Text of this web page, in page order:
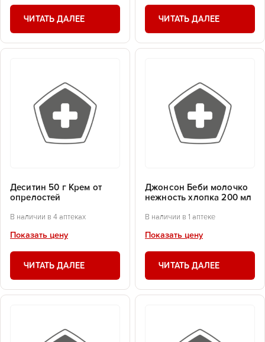
ЧИТАТЬ ДАЛЕЕ ЧИТАТЬ ДАЛЕЕ
Деситин 50 г Крем от
опрелостей
В наличии в 4 аптеках
Показать цену
ЧИТАТЬ ДАЛЕЕ
Джонсон Беби молочко
нежность хлопка 200 мл
В наличии в 1 аптеке
Показать цену
ЧИТАТЬ ДАЛЕЕ